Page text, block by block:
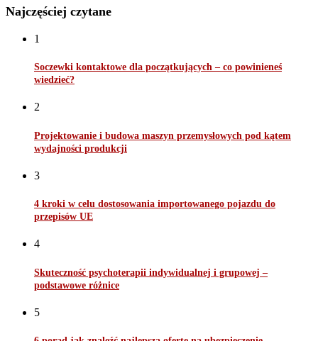
Najczęściej czytane
1
Soczewki kontaktowe dla początkujących – co powinieneś
wiedzieć?
2
Projektowanie i budowa maszyn przemysłowych pod kątem
wydajności produkcji
3
4 kroki w celu dostosowania importowanego pojazdu do
przepisów UE
4
Skuteczność psychoterapii indywidualnej i grupowej –
podstawowe różnice
5